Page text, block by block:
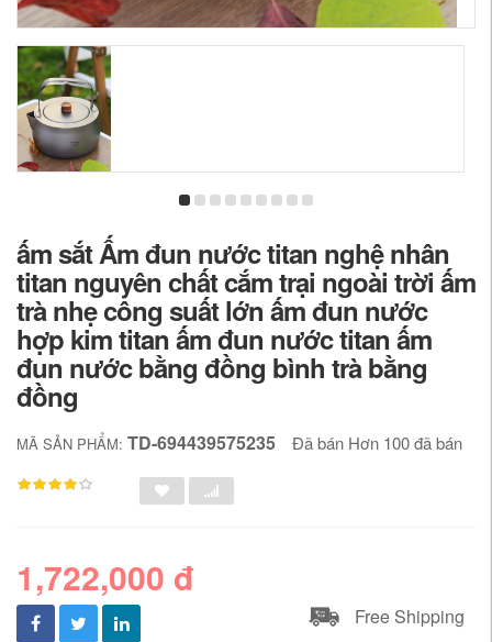
ấm sắt Ấm đun nước titan nghệ nhân
titan nguyên chất cắm trại ngoài trời ấm
trà nhẹ công suất lớn ấm đun nước
hợp kim titan ấm đun nước titan ấm
đun nước bằng đồng bình trà bằng
đồng
MÃ SẢN PHẨM: TD-694439575235 Đã bán Hơn 100 đã bán
1,722,000 đ
Free Shipping